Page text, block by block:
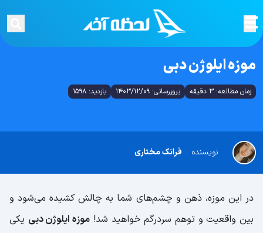
موزه ایلوژن دبی
زمان مطالعه: 3 دقیقه بروزرسانی: 1403/12/09 بازدید: 1598
فرانک مختاری نویسنده
در این موزه، ذهن و چشم‌های شما به چالش کشیده می‌شود و
بین واقعیت و توهم سردرگم خواهید شد! موزه ایلوژن دبی یکی